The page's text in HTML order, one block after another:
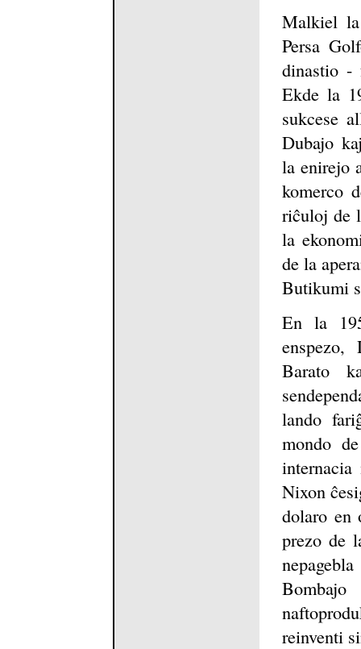
Malkiel
Persa
dinastio -
Ekde la
sukcese
Dubajo
la enirejo
komerco
riĉuloj de
la
de la
Butikumi
En la
enspezo,
Barato
lando
mondo
Nixon
dolaro en
prezo de
reinventi